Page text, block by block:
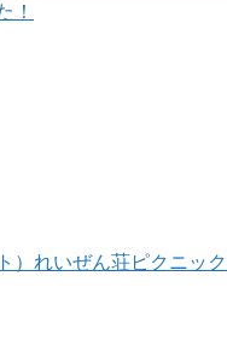
！
）れいぜん荘ピクニッ